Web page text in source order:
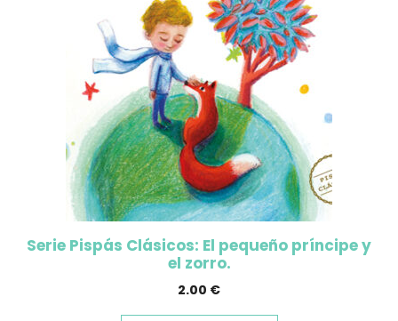
Serie Pispás Clásicos: El pequeño príncipe y
el zorro.
2.00 €